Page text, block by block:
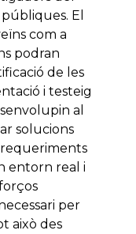
El
com a
podran
de les
i testeig
al
solucions
requeriments
entorn real i
per
això des